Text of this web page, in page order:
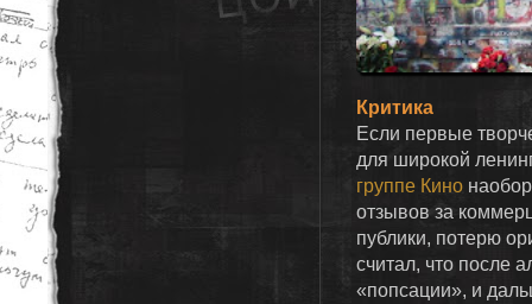
Критика
Если первые
для широкой
группе Кино
отзывов за
публики, потерю
считал, что после
«попсации», и